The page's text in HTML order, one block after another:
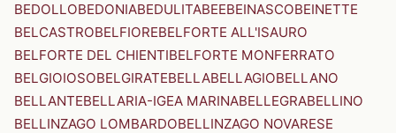
BEDOLLOBEDONIABEDULITABEEBEINASCOBEINETTE
BELCASTROBELFIOREBELFORTE ALL'ISAURO
BELFORTE DEL CHIENTIBELFORTE MONFERRATO
BELGIOIOSOBELGIRATEBELLABELLAGIOBELLANO
BELLANTEBELLARIA-IGEA MARINABELLEGRABELLINO
BELLINZAGO LOMBARDOBELLINZAGO NOVARESE